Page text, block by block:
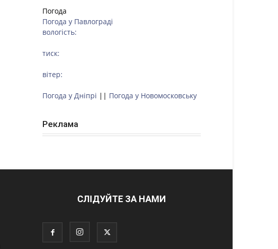
Погода
Погода у Павлограді
вологість:
тиск:
вітер:
Погода у Дніпрі || Погода у Новомосковську
Реклама
СЛІДУЙТЕ ЗА НАМИ